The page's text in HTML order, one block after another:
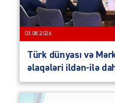
03.08.2026
Türk dünyası və
əlaqələri ildən-ilə